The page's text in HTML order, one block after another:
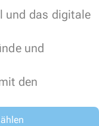
und das digitale
und
den